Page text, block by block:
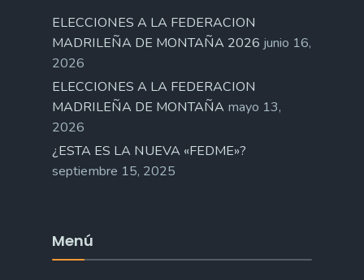
ELECCIONES A LA FEDERACION
MADRILEÑA DE MONTAÑA 2026 junio 16,
2026
ELECCIONES A LA FEDERACION
MADRILEÑA DE MONTAÑA mayo 13,
2026
¿ESTA ES LA NUEVA «FEDME»?
septiembre 15, 2025
Menú